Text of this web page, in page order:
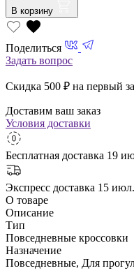
В корзину
Поделиться
Задать вопрос
Скидка 500 ₽ на первый
Доставим ваш заказ
Условия доставки
Бесплатная доставка 19
Экспресс доставка 15
О товаре
Описание
Тип
Повседневные кроссовки
Назначение
Повседневные, Для